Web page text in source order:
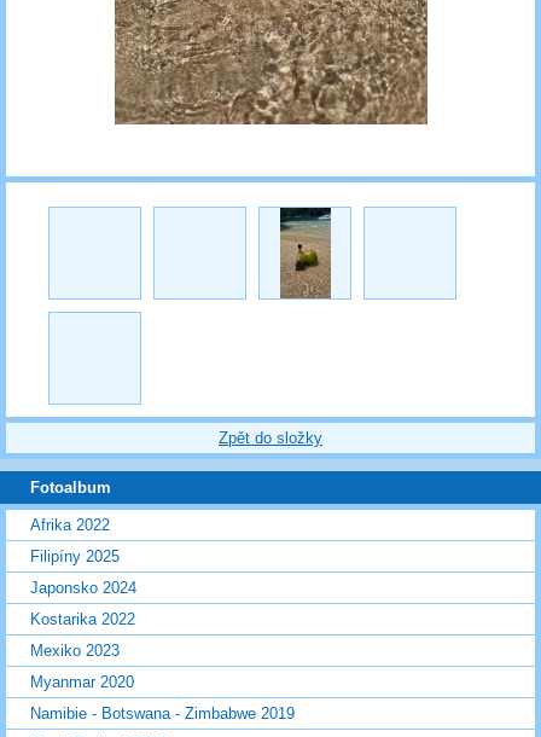
Zpět do složky
Fotoalbum
Afrika 2022
Filipíny 2025
Japonsko 2024
Kostarika 2022
Mexiko 2023
Myanmar 2020
Namibie - Botswana - Zimbabwe 2019